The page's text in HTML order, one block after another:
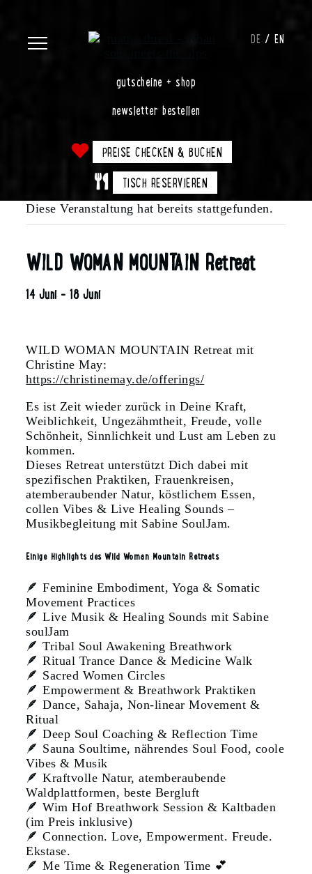
DE EN
gutscheine + shop
newsletter bestellen
PREISE CHECKEN & BUCHEN
TISCH RESERVIEREN
Diese Veranstaltung hat bereits stattgefunden.
WILD WOMAN MOUNTAIN Retreat
14 Juni-18 Juni
WILD WOMAN MOUNTAIN Retreat mit
Christine May:
https://christinemay.de/offerings/
Es ist Zeit wieder zurück in Deine Kraft,
Weiblichkeit, Ungezähmtheit, Freude, volle
Schönheit, Sinnlichkeit und Lust am Leben zu
kommen.
Dieses Retreat unterstützt Dich dabei mit
spezifischen Praktiken, Frauenkreisen,
atemberaubender Natur, köstlichem Essen,
collen Vibes & Live Healing Sounds –
Musikbegleitung mit Sabine SoulJam.
Einige Highlights des Wild Woman Mountain Retreats
🪶 Feminine Embodiment, Yoga & Somatic
Movement Practices
🪶 Live Musik & Healing Sounds mit Sabine
soulJam
🪶 Tribal Soul Awakening Breathwork
🪶 Ritual Trance Dance & Medicine Walk
🪶 Sacred Women Circles
🪶 Empowerment & Breathwork Praktiken
🪶 Dance, Sahaja, Non-linear Movement &
Ritual
🪶 Deep Soul Coaching & Reflection Time
🪶 Sauna Soultime, nährendes Soul Food, coole
Vibes & Musik
🪶 Kraftvolle Natur, atemberaubende
Waldplattformen, beste Bergluft
🪶 Wim Hof Breathwork Session & Kaltbaden
(im Preis inklusive)
🪶 Connection. Love, Empowerment. Freude.
Ekstase.
🪶 Me Time & Regeneration Time 💕